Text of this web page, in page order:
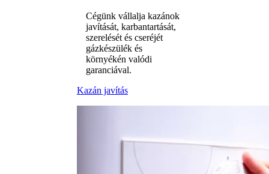
Cégünk vállalja kazánok
javítását, karbantartását,
szerelését és cseréjét
gázkészülék és
környékén valódi
garanciával.
Kazán javítás